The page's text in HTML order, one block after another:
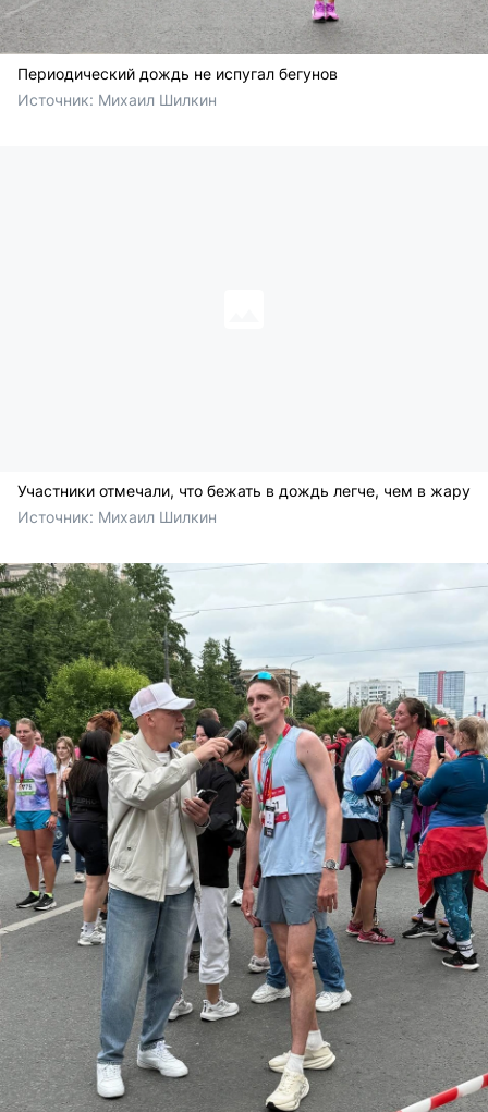
Периодический дождь не испугал бегунов
Источник: Михаил Шилкин
Участники отмечали, что бежать в дождь легче, чем в жару
Источник: Михаил Шилкин